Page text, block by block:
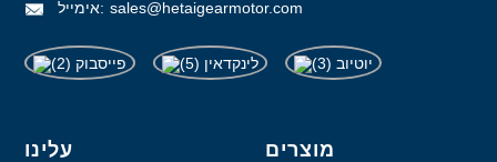
אימייל: sales@hetaigearmotor.com
עלינו מוצרים